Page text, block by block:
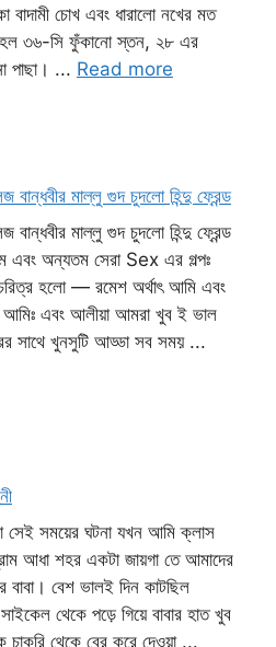
চোখ এবং ধারালো নখের মত
হল ৩৬-সি ফুঁকানো স্তন, ২৮ এর
পাছা। ... Read more
বান্ধবীর মাল্লু গুদ চুদলো হিন্দু ফ্রেন্ড
বান্ধবীর মাল্লু গুদ চুদলো হিন্দু ফ্রেন্ড
অন্যতম সেরা Sex এর গল্পঃ
হলো — রমেশ অর্থাৎ আমি এবং
আমিঃ এবং আলীয়া আমরা খুব ই ভাল
সাথে খুনসুটি আড্ডা সব সময় ...
সেই সময়ের ঘটনা যখন আমি ক্লাস
আধা শহর একটা জায়গা তে আমাদের
বেশ ভালই দিন কাটছিল
থেকে পড়ে গিয়ে বাবার হাত খুব
চাকরি থেকে বের করে দেওয়া ...